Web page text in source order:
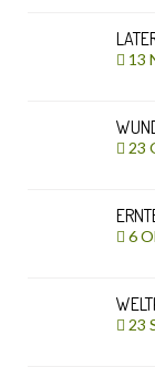
13
23
6
23